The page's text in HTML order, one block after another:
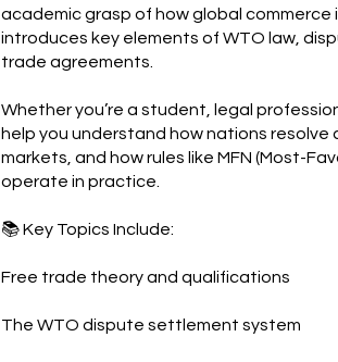
academic grasp of how global
introduces key elements of WTO law,
trade agreements.
Whether you’re a student, legal
help you understand how nations
markets, and how rules like MFN (Most-
operate in practice.
📚 Key Topics Include:
Free trade theory and qualifications
The WTO dispute settlement system